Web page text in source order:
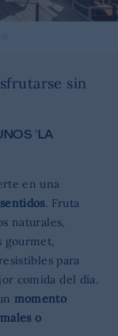
sin
"LA
en una
. Fruta
naturales,
gourmet,
para
comida del día.
momento
o